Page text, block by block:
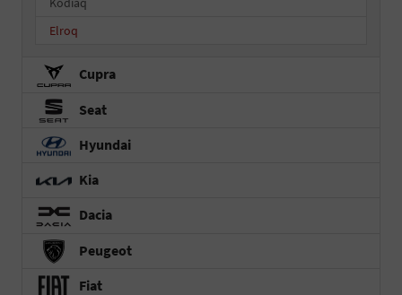
Elroq
Cupra
Seat
Hyundai
Kia
Dacia
Peugeot
Fiat